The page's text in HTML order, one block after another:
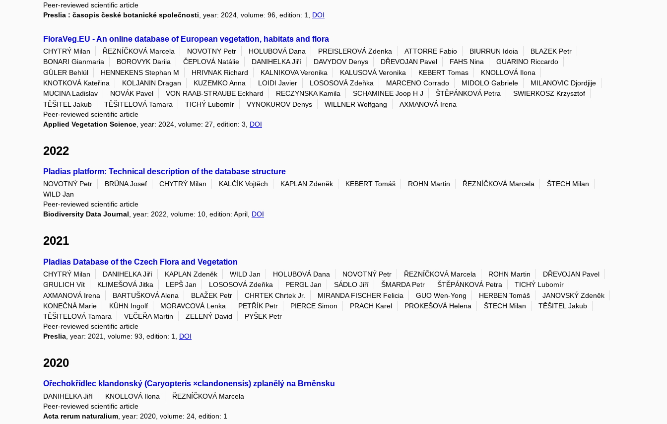
Peer-reviewed scientific article
Preslia : časopis české botanické společnosti , year: 2024, volume: 96, edition: 1, DOI
FloraVeg.EU - An online database of European vegetation, habitats and flora
CHYTRÝ Milan ŘEZNÍČKOVÁ Marcela NOVOTNY Petr HOLUBOVÁ Dana PREISLEROVÁ Zdenka ATTORRE Fabio BIURRUN Idoia
BLAZEK Petr
BONARI Gianmaria
BOROVYK Dariia ČEPLOVÁ Natálie DANIHELKA Jiří DAVYDOV Denys DŘEVOJAN Pavel FAHS Nina
GUARINO Riccardo
GÜLER Behlül
HENNEKENS Stephan M HRIVNAK Richard KALNIKOVA Veronika KALUSOVÁ Veronika KEBERT Tomas
KNOLLOVÁ Ilona
KNOTKOVÁ Kateřina
KOLJANIN Dragan KUZEMKO Anna LOIDI Javier LOSOSOVÁ Zdeňka MARCENO Corrado MIDOLO Gabriele
MILANOVIC Djordjije
MUCINA Ladislav
NOVÁK Pavel VON RAAB-STRAUBE Eckhard RECZYNSKA Kamila SCHAMINEE Joop H J ŠTĚPÁNKOVÁ Petra
SWIERKOSZ Krzysztof
TĚŠITEL Jakub
TĚŠITELOVÁ Tamara TICHÝ Lubomír VYNOKUROV Denys WILLNER Wolfgang
AXMANOVÁ Irena
Peer-reviewed scientific article
Applied Vegetation Science , year: 2024, volume: 27, edition: 3, DOI
2022
Pladias platform: Technical description of the database structure
NOVOTNÝ Petr BRŮNA Josef CHYTRÝ Milan KALČÍK Vojtěch KAPLAN Zdeněk KEBERT Tomáš ROHN Martin ŘEZNÍČKOVÁ Marcela
ŠTECH Milan
WILD Jan
Peer-reviewed scientific article
Biodiversity Data Journal, year: 2022, volume: 10, edition: April, DOI
2021
Pladias Database of the Czech Flora and Vegetation
CHYTRÝ Milan DANIHELKA Jiří KAPLAN Zdeněk WILD Jan HOLUBOVÁ Dana NOVOTNÝ Petr ŘEZNÍČKOVÁ Marcela ROHN Martin
DŘEVOJAN Pavel
GRULICH Vít
KLIMEŠOVÁ Jitka LEPŠ Jan LOSOSOVÁ Zdeňka PERGL Jan SÁDLO Jiří ŠMARDA Petr ŠTĚPÁNKOVÁ Petra
TICHÝ Lubomír
AXMANOVÁ Irena
BARTUŠKOVÁ Alena BLAŽEK Petr CHRTEK Chrtek Jr. MIRANDA FISCHER Felicia GUO Wen-Yong HERBEN Tomáš
JANOVSKÝ Zdeněk
KONEČNÁ Marie
KÜHN Ingolf MORAVCOVÁ Lenka PETŘÍK Petr PIERCE Simon PRACH Karel PROKEŠOVÁ Helena ŠTECH Milan
TĚŠITEL Jakub
TĚŠITELOVÁ Tamara
VEČEŘA Martin ZELENÝ David
PYŠEK Petr
Peer-reviewed scientific article
Preslia , year: 2021, volume: 93, edition: 1, DOI
2020
Ořechokřídlec klandonský (Caryopteris ×clandonensis) zplanělý na Brněnsku
DANIHELKA Jiří KNOLLOVÁ Ilona
ŘEZNÍČKOVÁ Marcela
Peer-reviewed scientific article
Acta rerum naturalium , year: 2020, volume: 24, edition: 1